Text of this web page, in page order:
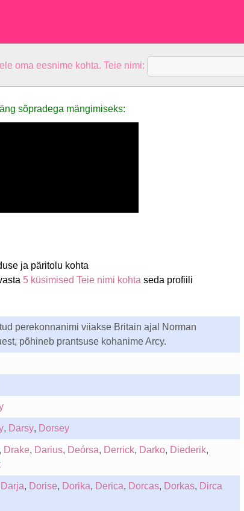
oma eesnime kohta. Teie nimi:
sõpradega mängimiseks:
ja päritolu kohta
5 küsimised Teie nimi kohta seda profiili
perekonnanimi viiakse Britain ajal Norman
põhineb prantsuse kohanime Arcy.
, Darsy, Dorsey
Drake, Darius, Deórsa, Derrick, Darko, Diederik,
Darja, Dorise, Dorika, Derica, Dorcas, Dorkas, Dirca